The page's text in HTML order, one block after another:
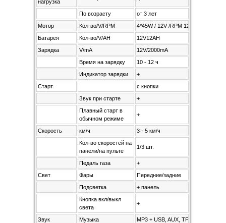
нагрузка
По возрасту
от 3 лет
Мотор
Кол-во/V/RPM
4*45W / 12V /RPM 12000
Батарея
Кол-во/V/AH
12V12AH
Зарядка
V/mA
12V/2000mA
Время на зарядку
10 - 12 ч
Индикатор зарядки
+
Старт
с кнопки
Звук при старте
+
Плавный старт в
обычном режиме
+
Скорость км/ч
3 - 5 км/ч
Кол-во скоростей на
панели/на пульте
1/3 шт.
Педаль газа
+
Свет
Фары
Передние/задние
Подсветка
+ панель
Кнопка вкл/выкл
света
+
Звук Музыка
MP3 + USB, AUX, TF